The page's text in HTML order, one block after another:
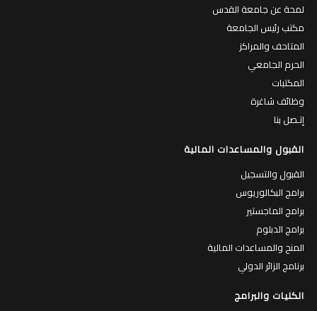
لمحة عن جامعة القدس
مكتب رئيس الجامعة
المتاحف والمراكز
الحرم الجامعي
المكتبات
وظائف شاغرة
إتـصل بنا
القبول والمساعدات المالية
القبول والتسجيل
برامج البكالوريوس
برامج الماجستير
برامج الدبلوم
المنح والمساعدات المالية
برنامج الزائر الدولي
الكليات والبرامج